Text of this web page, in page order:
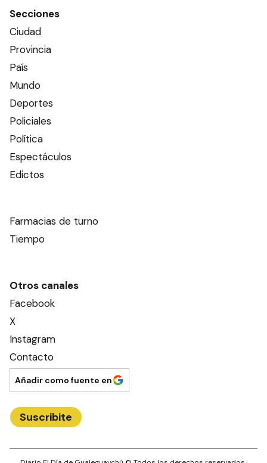
Secciones
Ciudad
Provincia
País
Mundo
Deportes
Policiales
Política
Espectáculos
Edictos
Farmacias de turno
Tiempo
Otros canales
Facebook
X
Instagram
Contacto
Añadir como fuente en
Suscribite